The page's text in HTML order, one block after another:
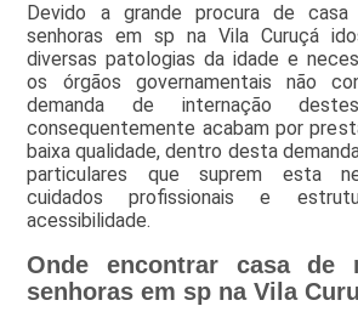
Devido a grande procura de
senhoras em sp na Vila Curuçá
diversas patologias da idade e
os órgãos governamentais não
demanda de internação
consequentemente acabam por
baixa qualidade, dentro desta
particulares que suprem esta
cuidados profissionais e
acessibilidade.
Onde encontrar casa de
senhoras em sp na Vila